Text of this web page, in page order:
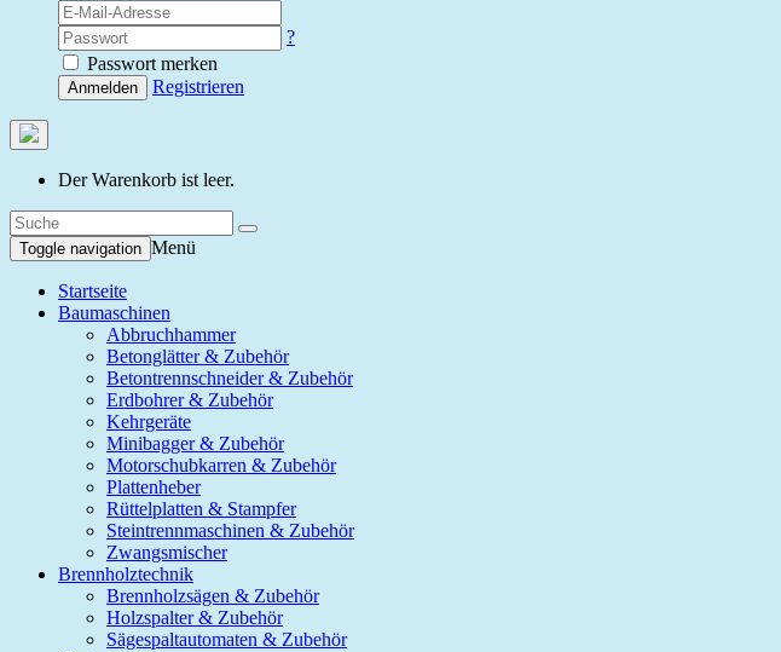
?
Passwort merken
Anmelden Registrieren
Der Warenkorb ist leer.
Toggle navigation Menü
Startseite
Baumaschinen
Abbruchhammer
Betonglätter & Zubehör
Betontrennschneider & Zubehör
Erdbohrer & Zubehör
Kehrgeräte
Minibagger & Zubehör
Motorschubkarren & Zubehör
Plattenheber
Rüttelplatten & Stampfer
Steintrennmaschinen & Zubehör
Zwangsmischer
Brennholztechnik
Brennholzsägen & Zubehör
Holzspalter & Zubehör
Sägespaltautomaten & Zubehör